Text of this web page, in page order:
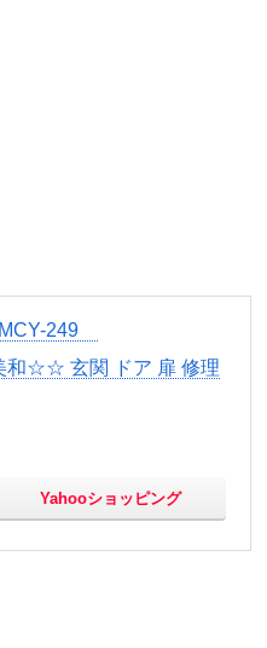
249
☆☆ 玄関 ドア 扉 修理
Yahooショッピング